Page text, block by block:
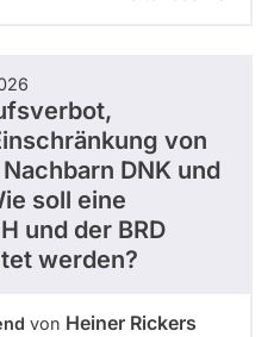
von
DNK und
soll eine
und der BRD
werden?
von Heiner Rickers